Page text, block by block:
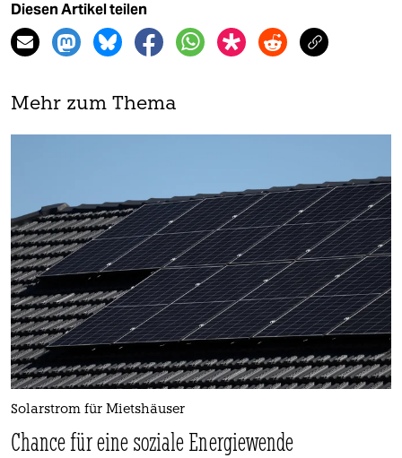
Diesen Artikel teilen
Mehr zum Thema
Solarstrom für Mie­tshäuser
Chance für eine soziale Energiewende